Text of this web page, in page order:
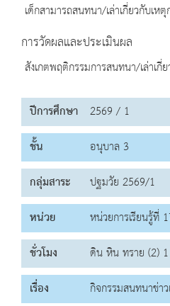
เด็กสามารถสนทนา/เล่าเกี่ยวกับเห
การวัดผลและประเมินผล
สังเกตพฤติกรรมการสนทนา/เล่าเ
ปีการศึกษา 2569 / 1
ชั้น
อนุบาล 3
กลุ่มสาระ
ปฐมวัย 2569/1
หน่วย
หน่วยการเรียนรู้ที่
ชั่วโมง
ดิน หิน ทราย (2)
เรื่อง
กิจกรรมสนทนาข่า